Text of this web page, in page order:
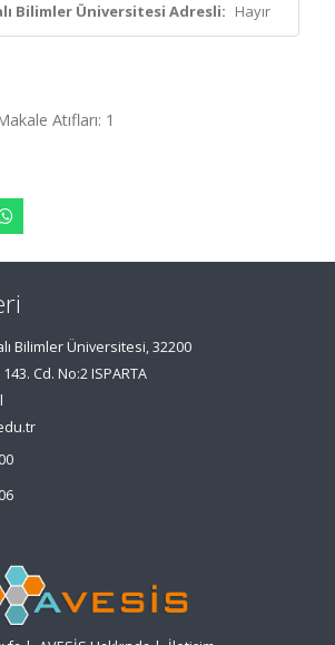
Bilimler Üniversitesi Adresli: Hayır
Atıfları: 1
Bilimler Üniversitesi, 32200
Cd. No:2 ISPARTA